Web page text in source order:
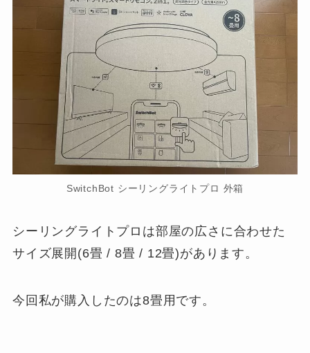
SwitchBot シーリングライトプロ 外箱
シーリングライトプロは部屋の広さに合わせた
サイズ展開(6畳 / 8畳 / 12畳)があります。
今回私が購入したのは8畳用です。